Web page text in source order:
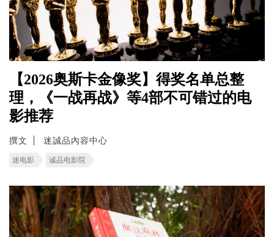
【2026奥斯卡金像奖】得奖名单总整
理，《一战再战》等4部不可错过的电
影推荐
撰文 迷誠品內容中心
迷电影 诚品电影院